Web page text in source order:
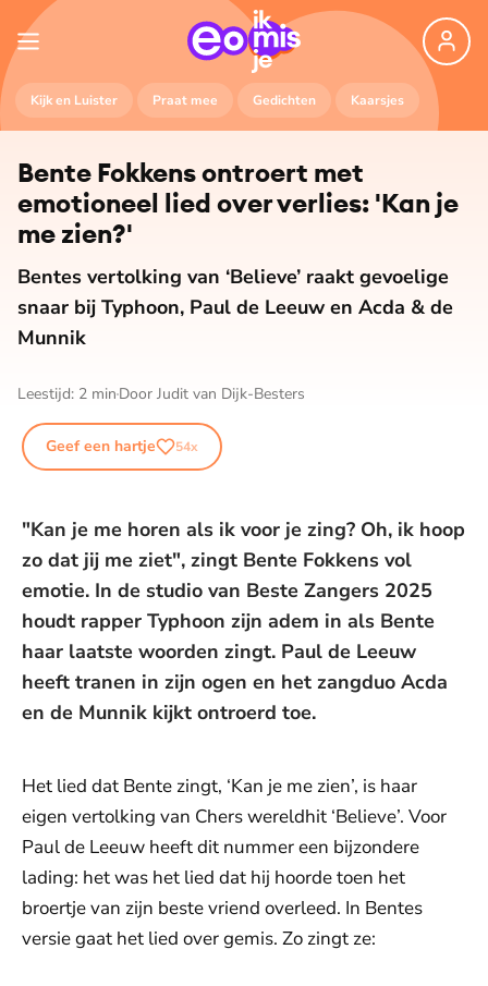
Kijk en Luister Praat mee Gedichten Kaarsjes
Bente Fokkens ontroert met
emotioneel lied over verlies: 'Kan je
me zien?'
Bentes vertolking van ‘Believe’ raakt gevoelige
snaar bij Typhoon, Paul de Leeuw en Acda & de
Munnik
Leestijd: 2 min Door Judit van Dijk-Besters
Geef een hartje 54x
"Kan je me horen als ik voor je zing? Oh, ik hoop
zo dat jij me ziet", zingt Bente Fokkens vol
emotie. In de studio van Beste Zangers 2025
houdt rapper Typhoon zijn adem in als Bente
haar laatste woorden zingt. Paul de Leeuw
heeft tranen in zijn ogen en het zangduo Acda
en de Munnik kijkt ontroerd toe.
Het lied dat Bente zingt, ‘Kan je me zien’, is haar
eigen vertolking van Chers wereldhit ‘Believe’. Voor
Paul de Leeuw heeft dit nummer een bijzondere
lading: het was het lied dat hij hoorde toen het
broertje van zijn beste vriend overleed. In Bentes
versie gaat het lied over gemis. Zo zingt ze: